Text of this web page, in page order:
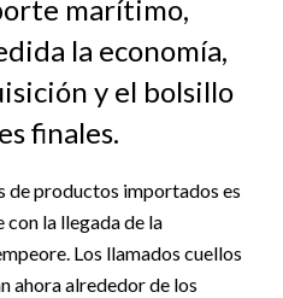
marítimo,
la economía,
y el bolsillo
finales.
de productos importados es
con la llegada de la
Los llamados cuellos
ahora alrededor de los